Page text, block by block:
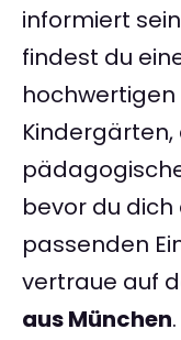
informiert
findest du
hochwertigen
bevor du
passenden
vertraue auf
aus München